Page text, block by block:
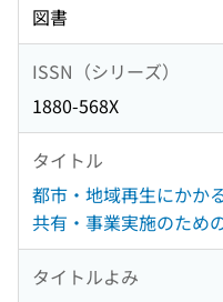
図書
ISSN（シリーズ）
1880-568X
タイトル
都市・地域再生にかか
共有・事業実施のため
タイトルよみ